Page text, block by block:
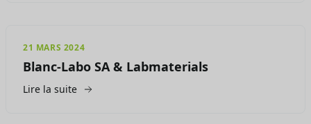
21 MARS 2024
Blanc-Labo SA & Labmaterials
Lire la suite